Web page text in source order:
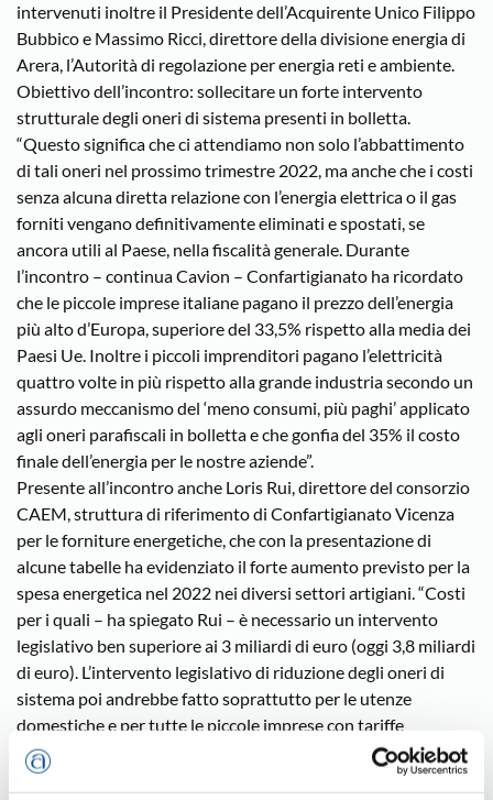
intervenuti inoltre il Presidente dell’Acquirente Unico Filippo
Bubbico e Massimo Ricci, direttore della divisione energia di
Arera, l’Autorità di regolazione per energia reti e ambiente.
Obiettivo dell’incontro: sollecitare un forte intervento
strutturale degli oneri di sistema presenti in bolletta.
“Questo significa che ci attendiamo non solo l’abbattimento
di tali oneri nel prossimo trimestre 2022, ma anche che i costi
senza alcuna diretta relazione con l’energia elettrica o il gas
forniti vengano definitivamente eliminati e spostati, se
ancora utili al Paese, nella fiscalità generale. Durante
l’incontro – continua Cavion – Confartigianato ha ricordato
che le piccole imprese italiane pagano il prezzo dell’energia
più alto d’Europa, superiore del 33,5% rispetto alla media dei
Paesi Ue. Inoltre i piccoli imprenditori pagano l’elettricità
quattro volte in più rispetto alla grande industria secondo un
assurdo meccanismo del ‘meno consumi, più paghi’ applicato
agli oneri parafiscali in bolletta e che gonfia del 35% il costo
finale dell’energia per le nostre aziende”.
Presente all’incontro anche Loris Rui, direttore del consorzio
CAEM, struttura di riferimento di Confartigianato Vicenza
per le forniture energetiche, che con la presentazione di
alcune tabelle ha evidenziato il forte aumento previsto per la
spesa energetica nel 2022 nei diversi settori artigiani. “Costi
per i quali – ha spiegato Rui – è necessario un intervento
legislativo ben superiore ai 3 miliardi di euro (oggi 3,8 miliardi
di euro). L’intervento legislativo di riduzione degli oneri di
sistema poi andrebbe fatto soprattutto per le utenze
domestiche e per tutte le piccole imprese con tariffe
indicizzate o per quelle con tariffe fisse contrattualizzate dal
mese di agosto, ovvero quei soggetti che effettivamente nel